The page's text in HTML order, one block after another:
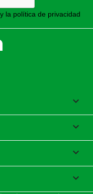
la política de privacidad



keyboard_arrow_down